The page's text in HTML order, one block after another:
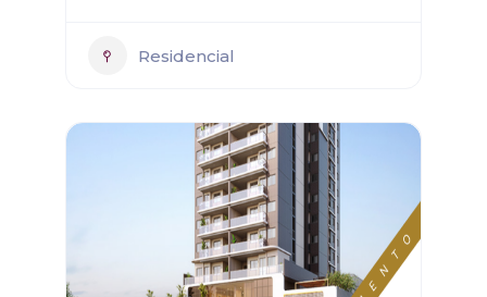
Residencial